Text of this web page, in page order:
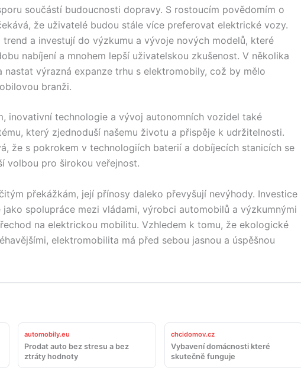
součástí budoucnosti dopravy. S rostoucím povědomím o
že uživatelé budou stále více preferovat elektrické vozy.
a investují do výzkumu a vývoje nových modelů, které
nabíjení a mnohem lepší uživatelskou zkušenost. V několika
nastat výrazná expanze trhu s elektromobily, což by mělo
branži.
inovativní technologie a vývoj autonomních vozidel také
který zjednoduší našemu životu a přispěje k udržitelnosti.
že s pokrokem v technologiích baterií a dobíjecích stanicích se
volbou pro širokou veřejnost.
překážkám, její přínosy daleko převyšují nevýhody. Investice
spolupráce mezi vládami, výrobci automobilů a výzkumnými
na elektrickou mobilitu. Vzhledem k tomu, že ekologické
elektromobilita má před sebou jasnou a úspěšnou
automobily.eu
Prodat auto bez stresu a bez
ztráty hodnoty
chcidomov.cz
Vybavení domácnosti které
skutečně funguje